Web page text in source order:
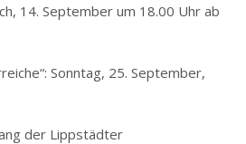
14. September um 18.00 Uhr ab
Sonntag, 25. September,
der Lippstädter